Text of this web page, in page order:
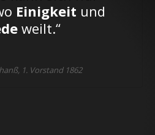
Einigkeit und
weilt.“
1. Vorstand 1862